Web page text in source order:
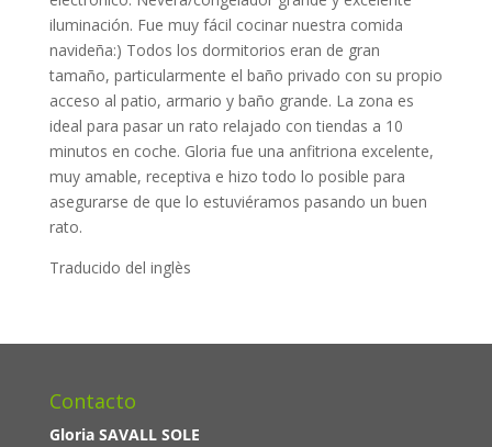
iluminación. Fue muy fácil cocinar nuestra comida
navideña:) Todos los dormitorios eran de gran
tamaño, particularmente el baño privado con su propio
acceso al patio, armario y baño grande. La zona es
ideal para pasar un rato relajado con tiendas a 10
minutos en coche. Gloria fue una anfitriona excelente,
muy amable, receptiva e hizo todo lo posible para
asegurarse de que lo estuviéramos pasando un buen
rato.
Traducido del inglès
Contacto
Gloria SAVALL SOLE